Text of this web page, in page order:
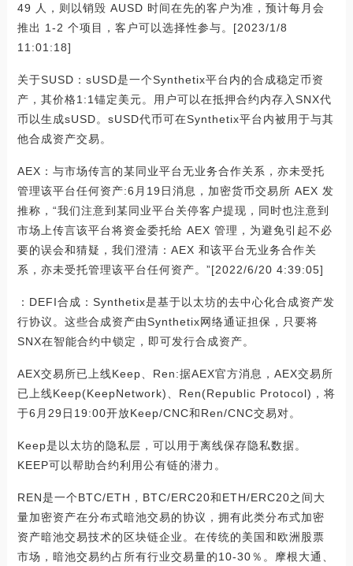
49 人，则以销毁 AUSD 时间在先的客户为准，预计每月会
推出 1-2 个项目，客户可以选择性参与。[2023/1/8
11:01:18]
关于SUSD：sUSD是一个Synthetix平台内的合成稳定币资
产，其价格1:1锚定美元。用户可以在抵押合约内存入SNX代
币以生成sUSD。sUSD代币可在Synthetix平台内被用于与其
他合成资产交易。
AEX：与市场传言的某同业平台无业务合作关系，亦未受托
管理该平台任何资产:6月19日消息，加密货币交易所 AEX 发
推称，“我们注意到某同业平台关停客户提现，同时也注意到
市场上传言该平台将资金委托给 AEX 管理，为避免引起不必
要的误会和猜疑，我们澄清：AEX 和该平台无业务合作关
系，亦未受托管理该平台任何资产。”[2022/6/20 4:39:05]
：DEFI合成：Synthetix是基于以太坊的去中心化合成资产发
行协议。这些合成资产由Synthetix网络通证担保，只要将
SNX在智能合约中锁定，即可发行合成资产。
AEX交易所已上线Keep、Ren:据AEX官方消息，AEX交易所
已上线Keep(KeepNetwork)、Ren(Republic Protocol)，将
于6月29日19:00开放Keep/CNC和Ren/CNC交易对。
Keep是以太坊的隐私层，可以用于离线保存隐私数据。
KEEP可以帮助合约利用公有链的潜力。
REN是一个BTC/ETH，BTC/ERC20和ETH/ERC20之间大
量加密资产在分布式暗池交易的协议，拥有此类分布式加密
资产暗池交易技术的区块链企业。在传统的美国和欧洲股票
市场，暗池交易约占所有行业交易量的10-30％。摩根大通、